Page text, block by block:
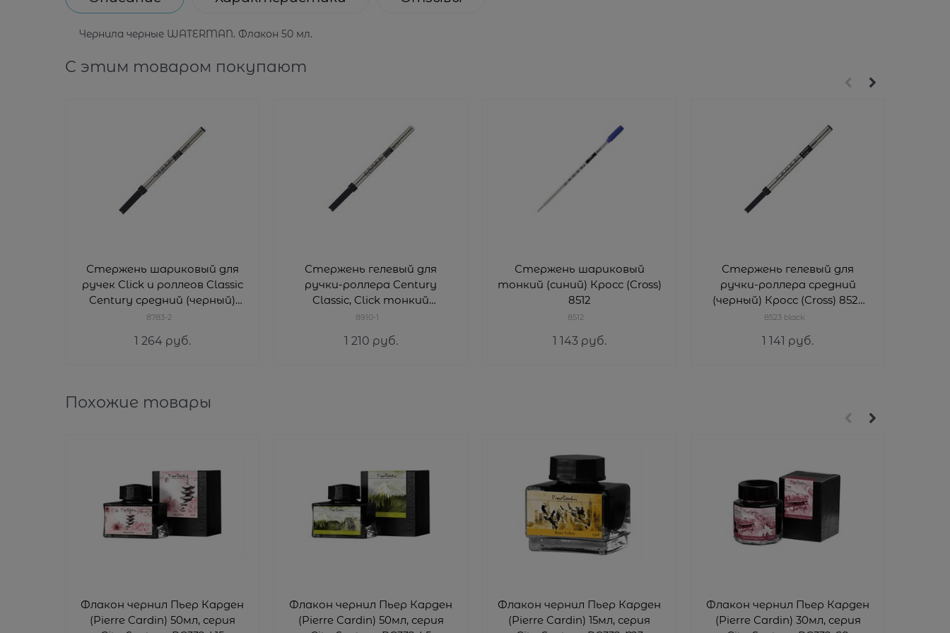
Чернила черные WATERMAN. Флакон 50 мл.
С этим товаром покупают
Стержень шариковый для
ручек Click и роллеов Classic
Century средний (черный)
Кросс (Cross) 8783-2
8783-2
1 264 руб.
Стержень гелевый для
ручки-роллера Century
Classic, Click тонкий
(черный) Кросс (Cross) 8910-1
8910-1
1 210 руб.
Стержень шариковый
тонкий (синий) Кросс (Cross)
8512
8512
1 143 руб.
Стержень гелевый для
ручки-роллера средний
(черный) Кросс (Cross) 8523
black
8523 black
1 141 руб.
Похожие товары
Флакон чернил Пьер Карден
(Pierre Cardin) 50мл, серия
Флакон чернил Пьер Карден
(Pierre Cardin) 50мл, серия
Флакон чернил Пьер Карден
(Pierre Cardin) 15мл, серия
Флакон чернил Пьер Карден
(Pierre Cardin) 30мл, серия